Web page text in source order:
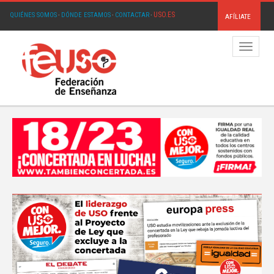
QUIÉNES SOMOS· DÓNDE ESTAMOS· CONTACTAR· USO.ES AFÍLIATE
Menú